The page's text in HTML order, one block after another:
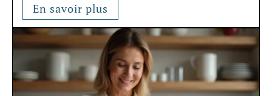
En savoir plus